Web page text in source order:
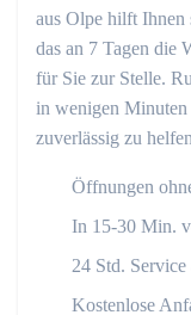
aus Olpe hilft Ihnen
das an 7 Tagen die
für Sie zur Stelle.
in wenigen
zuverlässig zu
Öffnungen
In 15-30 Min.
24 Std. Service
Kostenlose